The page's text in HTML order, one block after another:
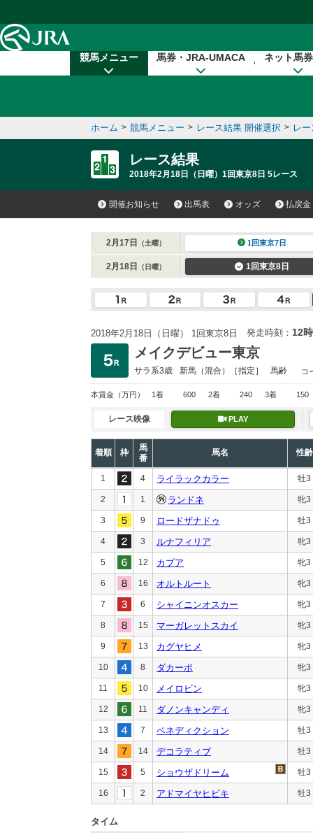
競馬メニュー 馬券・JRA-UMACA ネット馬
ホーム > 競馬メニュー > レース結果 開催選択 > レ
レース結果
2018年2月18日（日曜）1回東京8日 5レース
開催お知らせ 出馬表 オッズ 払戻金
2月17日 （土曜） 1回東京7日
2月18日 （日曜） 1回東京8日
2018年2月18日（日曜） 1回東京8日 発走時刻： 12
メイクデビュー東京
サラ系3歳 新馬 （混合）［指定］ 馬齢 コ
本賞金 （万円） 1着 600 2着 240 3着 150
レース映像 PLAY
着順 枠
馬
番
馬名 性齢
1 4 ライラックカラー 牡3
2 1 ランドネ 牝3
3 9 ロードザナドゥ 牡3
4 3 ルナフィリア 牝3
5 12 カプア 牝3
6 16 オルトルート 牝3
7 6 シャイニンオスカー 牝3
8 15 マーガレットスカイ 牝3
9 13 カグヤヒメ 牝3
10 8 ダカーポ 牝3
11 10 メイロビン 牝3
12 11 ダノンキャンディ 牝3
13 7 ベネディクション 牡3
14 14 デコラティブ 牡3
15 5 ショウザドリーム 牡3
16 2 アドマイヤヒビキ 牡3
タイム